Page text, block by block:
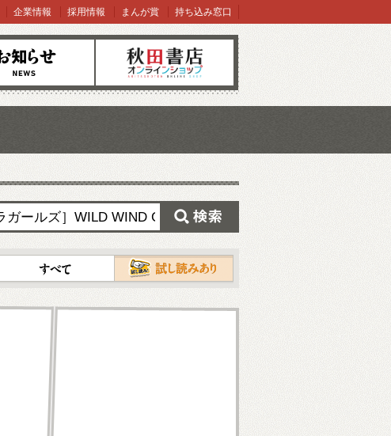
オンラインショップ
企業情報 採用情報 まんが賞 持ち込み窓口
すべて